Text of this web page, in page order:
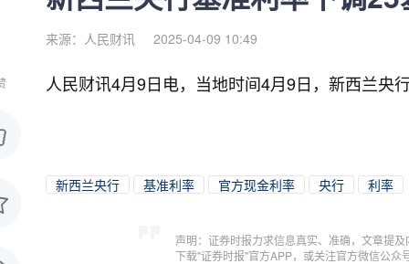
来源：人民财讯 2025-04-09 10:49
人民财讯4月9日电， 当地时间4月9日，新西兰央
新西兰央行 基准利率 官方现金利率 央行 利率
声明：证券时报力求信息真实、准确，文章提
下载"证券时报"官方APP，或关注官方微信公